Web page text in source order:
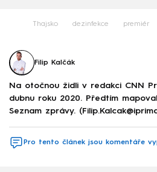
Thajsko dezinfekce premiér
Filip Kalčák
Na otočnou židli v redakci CNN
dubnu roku 2020. Předtím
Seznam zprávy.
Pro tento článek jsou komentáře